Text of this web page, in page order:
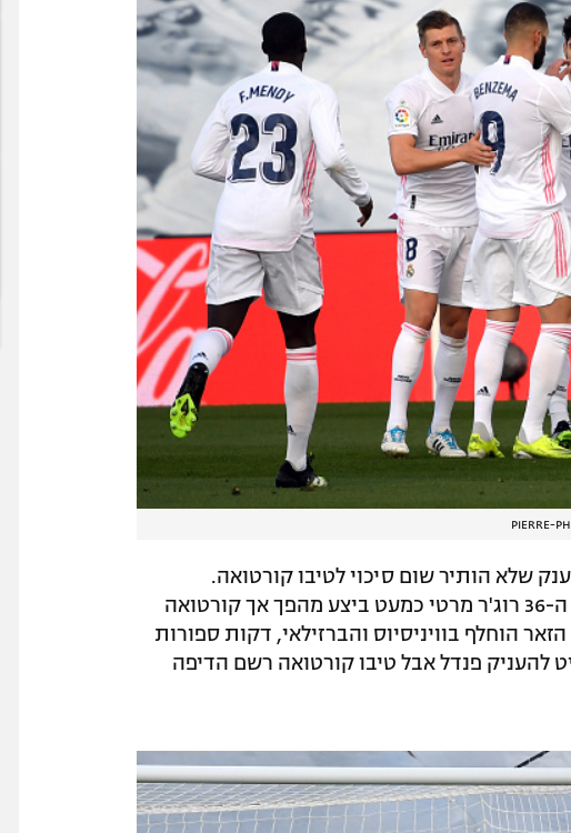
PIERRE-
ענק שלא הותיר שום סיכוי לטיבו קורטואה.
המארחת השתלטה על המשחק לחלוטין בדקה ה-36 רוג'ר מרטי כמעט ביצע מהפך אך קורטואה
הדף, דו-קרב שעוד יחזור בהמשך. בדקה ה-60 הזאר הוחלף בוויניסיוס והברזילאי, דקות ספורות
פנדל אבל טיבו קורטואה רשם הדיפה